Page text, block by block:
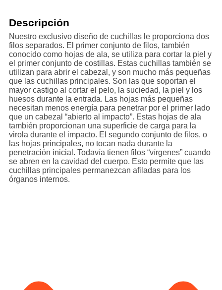
Descripción
Nuestro exclusivo diseño de cuchillas le proporciona dos
filos separados. El primer conjunto de filos, también
conocido como hojas de ala, se utiliza para cortar la piel y
el primer conjunto de costillas. Estas cuchillas también se
utilizan para abrir el cabezal, y son mucho más pequeñas
que las cuchillas principales. Son las que soportan el
mayor castigo al cortar el pelo, la suciedad, la piel y los
huesos durante la entrada. Las hojas más pequeñas
necesitan menos energía para penetrar por el primer lado
que un cabezal “abierto al impacto”. Estas hojas de ala
también proporcionan una superficie de carga para la
virola durante el impacto. El segundo conjunto de filos, o
las hojas principales, no tocan nada durante la
penetración inicial. Todavía tienen filos “vírgenes” cuando
se abren en la cavidad del cuerpo. Esto permite que las
cuchillas principales permanezcan afiladas para los
órganos internos.